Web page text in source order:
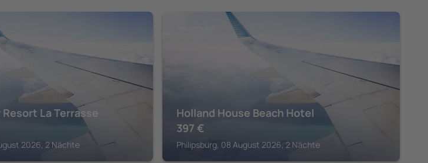
La Terrasse
2026, 2 Nächte
Holland House Beach Hotel
397 €
Philipsburg, 08 August 2026, 2 Nächte